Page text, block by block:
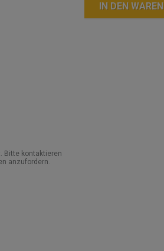
Bitte kontaktieren
anzufordern.
IN DEN